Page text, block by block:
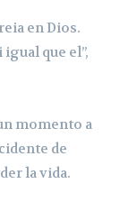
en Dios.
que el”,
momento a
de
la vida.